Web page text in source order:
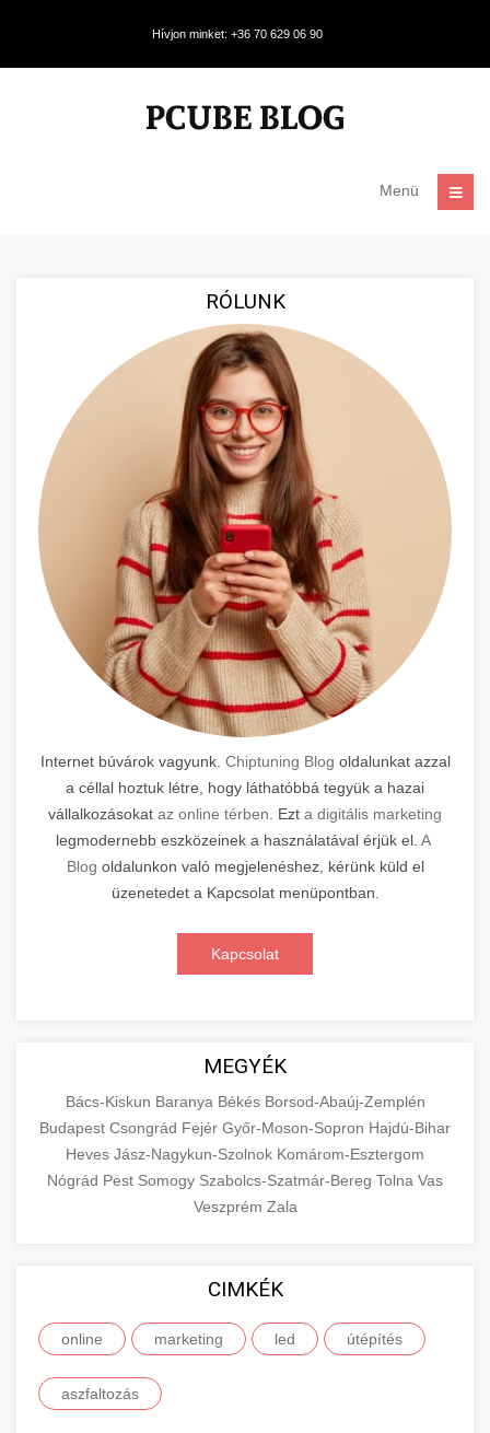
Hívjon minket: +36 70 629 06 90
Menü
RÓLUNK
Internet búvárok vagyunk. Chiptuning Blog oldalunkat azzal
a céllal hoztuk létre, hogy láthatóbbá tegyük a hazai
vállalkozásokat az online térben . Ezt a digitális marketing
legmodernebb eszközeinek a használatával érjük el. A
Blog oldalunkon való megjelenéshez, kérünk küld el
üzenetedet a Kapcsolat menüpontban.
Kapcsolat
MEGYÉK
Bács-Kiskun Baranya Békés Borsod-Abaúj-Zemplén
Budapest Csongrád Fejér Győr-Moson-Sopron Hajdú-Bihar
Heves Jász-Nagykun-Szolnok Komárom-Esztergom
Nógrád Pest Somogy Szabolcs-Szatmár-Bereg Tolna Vas
Veszprém Zala
CIMKÉK
online marketing led útépítés
aszfaltozás